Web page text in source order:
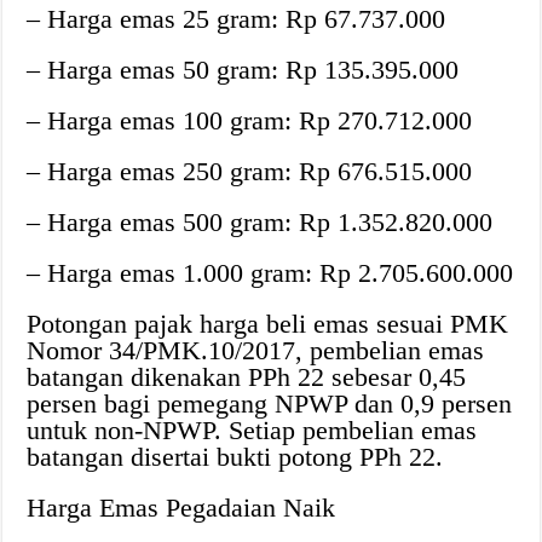
– Harga emas 25 gram: Rp 67.737.000
– Harga emas 50 gram: Rp 135.395.000
– Harga emas 100 gram: Rp 270.712.000
– Harga emas 250 gram: Rp 676.515.000
– Harga emas 500 gram: Rp 1.352.820.000
– Harga emas 1.000 gram: Rp 2.705.600.000
Potongan pajak harga beli emas sesuai PMK
Nomor 34/PMK.10/2017, pembelian emas
batangan dikenakan PPh 22 sebesar 0,45
persen bagi pemegang NPWP dan 0,9 persen
untuk non-NPWP. Setiap pembelian emas
batangan disertai bukti potong PPh 22.
Harga Emas Pegadaian Naik